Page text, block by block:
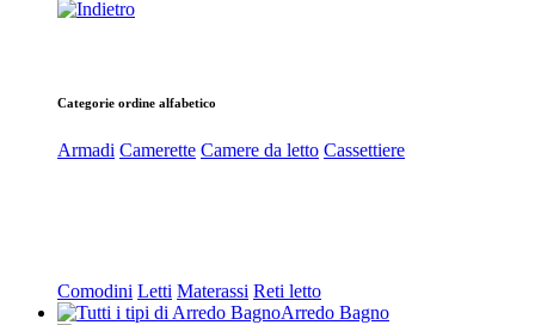
Categorie ordine alfabetico
Armadi Camerette Camere da letto Cassettiere
Comodini Letti Materassi Reti letto
Arredo Bagno